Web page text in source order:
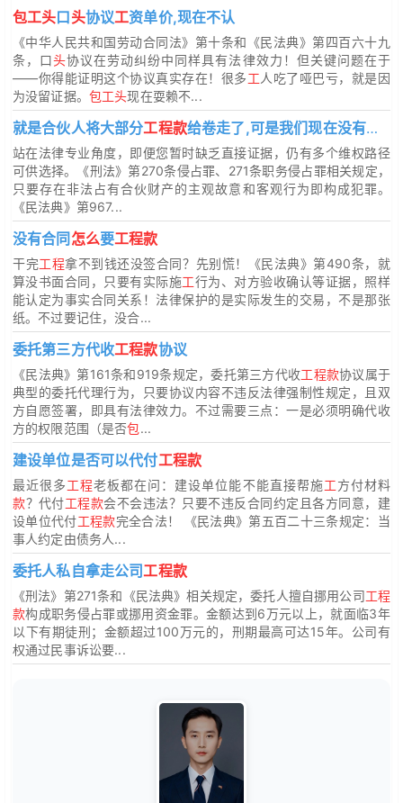
包工头口头协议工资单价,现在不认
《中华人民共和国劳动合同法》第十条和《民法典》第四百六十九
条，口头协议在劳动纠纷中同样具有法律效力！但关键问题在于
——你得能证明这个协议真实存在！很多工人吃了哑巴亏，就是因
为没留证据。 包工头现在耍赖不...
就是合伙人将大部分工程款给卷走了,可是我们现在没有足够的证据
站在法律专业角度，即便您暂时缺乏直接证据，仍有多个维权路径
可供选择。《刑法》第270条侵占罪、271条职务侵占罪相关规定，
只要存在非法占有合伙财产的主观故意和客观行为即构成犯罪。
《民法典》第967...
没有合同怎么要工程款
干完工程拿不到钱还没签合同？先别慌！《民法典》第490条，就
算没书面合同，只要有实际施工行为、对方验收确认等证据，照样
能认定为事实合同关系！法律保护的是实际发生的交易，不是那张
纸。不过要记住，没合...
委托第三方代收工程款协议
《民法典》第161条和919条规定，委托第三方代收工程款协议属于
典型的委托代理行为，只要协议内容不违反法律强制性规定，且双
方自愿签署，即具有法律效力。不过需要三点：一是必须明确代收
方的权限范围（是否包...
建设单位是否可以代付工程款
最近很多工程老板都在问：建设单位能不能直接帮施工方付材料
款？代付工程款会不会违法？只要不违反合同约定且各方同意，建
设单位代付工程款完全合法！ 《民法典》第五百二十三条规定：当
事人约定由债务人...
委托人私自拿走公司工程款
《刑法》第271条和《民法典》相关规定，委托人擅自挪用公司工程
款构成职务侵占罪或挪用资金罪。金额达到6万元以上，就面临3年
以下有期徒刑；金额超过100万元的，刑期最高可达15年。公司有
权通过民事诉讼要...